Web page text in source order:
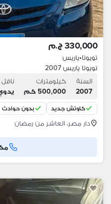
330,000 ج.م
تويوتا•ياريس
تويوتا ياريس 2007
السنة
2007
كيلومترات
500,000 كم
كاوتش جديد بدون حوادث
دار مصر، العاشر من رمضان